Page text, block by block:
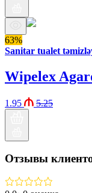
63%
Sanitar tualet
Wipelex
1.95 5.25
Отзывы